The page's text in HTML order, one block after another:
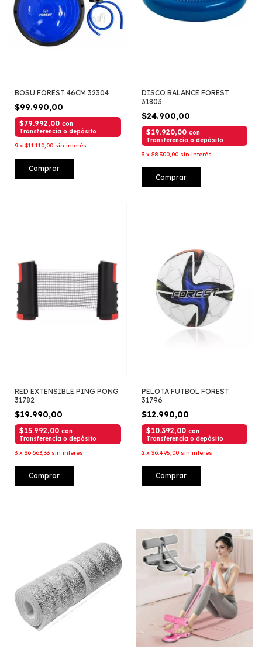
BOSU FOREST 46CM 32304
$99.990,00
$79.992,00 con
Transferencia o depósito
9 x $11.110,00 sin interés
Comprar
DISCO BALANCE FOREST
31803
$24.900,00
$19.920,00 con
Transferencia o depósito
3 x $8.300,00 sin interés
Comprar
RED EXTENSIBLE PING PONG
31782
$19.990,00
$15.992,00 con
Transferencia o depósito
3 x $6.663,33 sin interés
Comprar
PELOTA FUTBOL FOREST
31796
$12.990,00
$10.392,00 con
Transferencia o depósito
2 x $6.495,00 sin interés
Comprar